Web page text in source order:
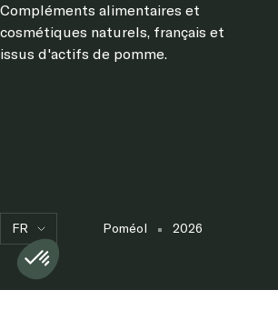
Axeptio consent
Plateforme de Gestion du
Notre plateforme vous permet
Compléments alimentaires et
cosmétiques naturels, français et
issus d'actifs de pomme.
Langue
FR Poméol 2026